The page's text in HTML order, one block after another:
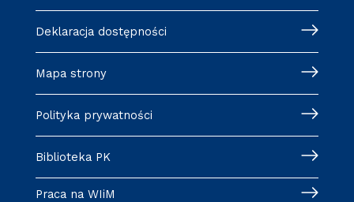
Deklaracja dostępności
Mapa strony
Polityka prywatności
Biblioteka PK
Praca na WIiM